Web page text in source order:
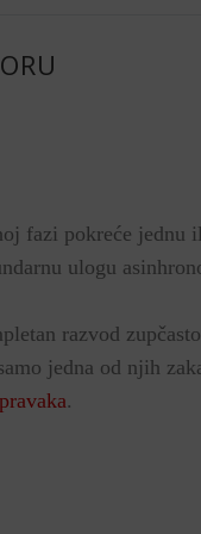
fazi pokreće
ulogu
razvod
jedna od njih
.